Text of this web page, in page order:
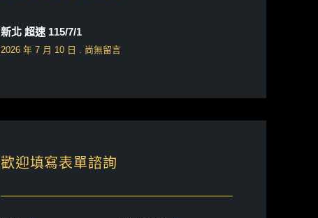
新北 超速 115/7/1
2026 年 7 月 10 日 尚無留言
歡迎填寫表單諮詢